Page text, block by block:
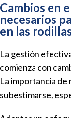
Cambios en
necesarios
en las rodillas
La gestión
comienza con
La importancia de
subestimarse,